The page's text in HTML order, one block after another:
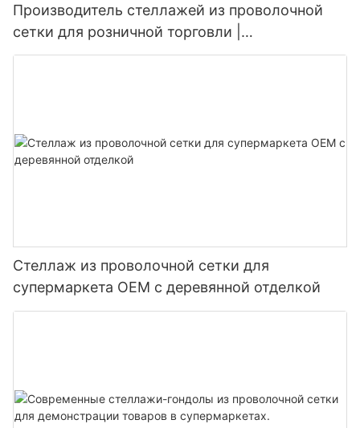
Производитель стеллажей из проволочной
сетки для розничной торговли |
Индивидуальные решения для оформления
Стеллаж из проволочной сетки для
супермаркета OEM с деревянной отделкой